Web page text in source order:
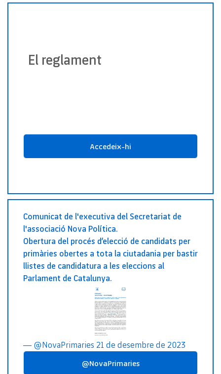
El reglament
Comunicat de l'executiva del Secretariat de
l'associació Nova Política.
Obertura del procés d’elecció de candidats per
primàries obertes a tota la ciutadania per bastir
llistes de candidatura a les eleccions al
Parlament de Catalunya.
— @NovaPrimaries 21 de desembre de 2023